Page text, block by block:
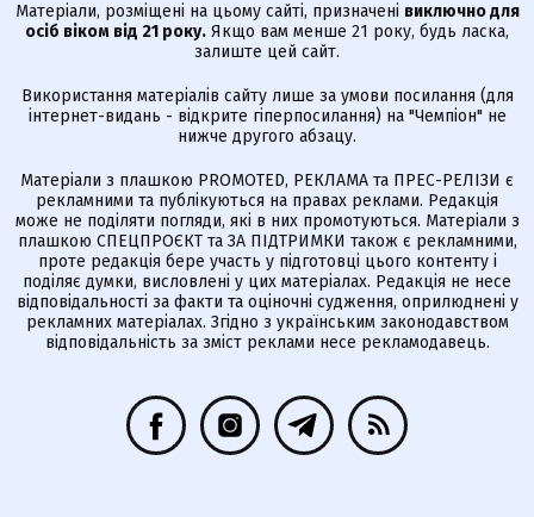
Матеріали, розміщені на цьому сайті, призначені виключно для
осіб віком від 21 року. Якщо вам менше 21 року, будь ласка,
залиште цей сайт.
Використання матеріалів сайту лише за умови посилання (для
інтернет-видань - відкрите гіперпосилання) на "Чемпіон" не
нижче другого абзацу.
Матеріали з плашкою PROMOTED, РЕКЛАМА та ПРЕС-РЕЛІЗИ є
рекламними та публікуються на правах реклами. Редакція
може не поділяти погляди, які в них промотуються. Матеріали з
плашкою СПЕЦПРОЄКТ та ЗА ПІДТРИМКИ також є рекламними,
проте редакція бере участь у підготовці цього контенту і
поділяє думки, висловлені у цих матеріалах. Редакція не несе
відповідальності за факти та оціночні судження, оприлюднені у
рекламних матеріалах. Згідно з українським законодавством
відповідальність за зміст реклами несе рекламодавець.